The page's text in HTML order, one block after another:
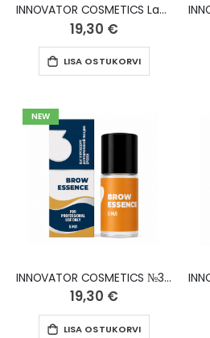
INNOVATOR COSMETICS Lameneerimisvedelik №1 Volume Lift ripsmetele ja kulmudele, 5 ml
19,30 €
LISA OSTUKORVI
NEW
INNOVATOR COSMETICS №3 Lamineerimisvedelik kulmudele "Brow Essence", 5 ml
19,30 €
LISA OSTUKORVI